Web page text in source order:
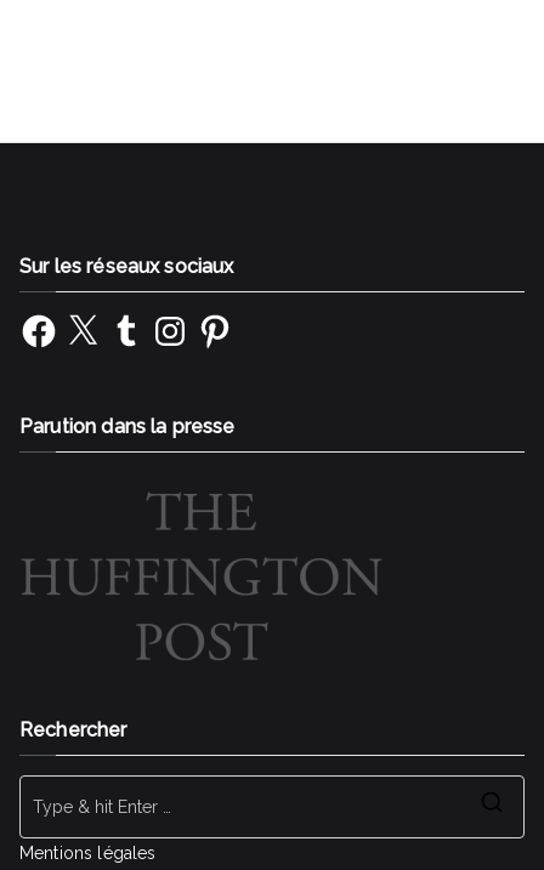
Sur les réseaux sociaux
Facebook
X TumblrInstagramPinterest
Parution dans la presse
Rechercher
Mentions légales